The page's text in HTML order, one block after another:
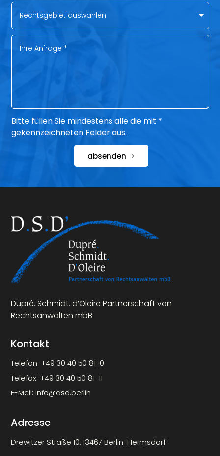
Bitte füllen Sie mindestens alle die mit *
gekennzeichneten Felder aus.
absenden
Dupré. Schmidt. d’Oleire Partnerschaft von
Rechtsanwälten mbB
Kontakt
Telefon: +49 30 40 50 81-0
Telefax: +49 30 40 50 81-11
E-Mail:info@dsd.berlin
Adresse
Drewitzer Straße 10, 13467 Berlin-Hermsdorf